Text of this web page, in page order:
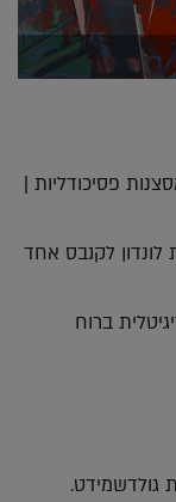
פסיכודליות |
לקנבס אחד
ברוח
גולדשמידט.